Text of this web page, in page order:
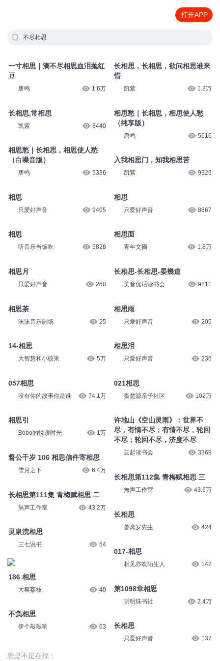
打开APP
不尽相思
一寸相思｜滴不尽相思血泪抛红
豆
唐鸣 1.6万
长相思,常相思
凯紫 8440
相思愁｜长相思，相思使人愁
（白噪音版）
唐鸣 5336
相思
只爱好声音 9405
相思
听音乐当饭吃 5828
相思月
只爱好声音 268
相思茶
沫沫音乐剧场 25
14-相思
大智慧和小硕果 5万
057相思
没有你的故事你是谁 74.1万
相思引
Bobo的悦读时光 1万
督公千岁 106 相思信件寄相思
雪月之下 6.4万
长相思第111集 青梅赋相思 二
無声工作室 43.2万
灵泉浣相思
三七说书 54
186 相思
大窑荔枝 40
不负相思
伊个敲敲响 63
长相思，长相思，欲问相思谁来
惜
凯紫 1.3万
相思愁｜长相思，相思使人愁
（纯享版）
唐鸣 5616
入我相思门，知我相思苦
凯紫 9326
相思
只爱好声音 8667
相思面
青年文摘 1.8万
长相思-长相思-晏幾道
美音优话读书会 9811
相思雨
只爱好声音 205
相思泪
只爱好声音 236
021相思
秦楚源亲子社区 102万
许地山《空山灵雨》：世界不
尽，有情不尽；有情不尽，轮回
不尽；轮回不尽，济度不尽
云起读书会 3369
长相思第112集 青梅赋相思 三
無声工作室 43.6万
长相思
兽离罗先生 424
017-相思
相见亦欢陌生人 142
第1098章相思
玥明珠书社 2.4万
长相思
只爱好声音 137
您是不是在找：